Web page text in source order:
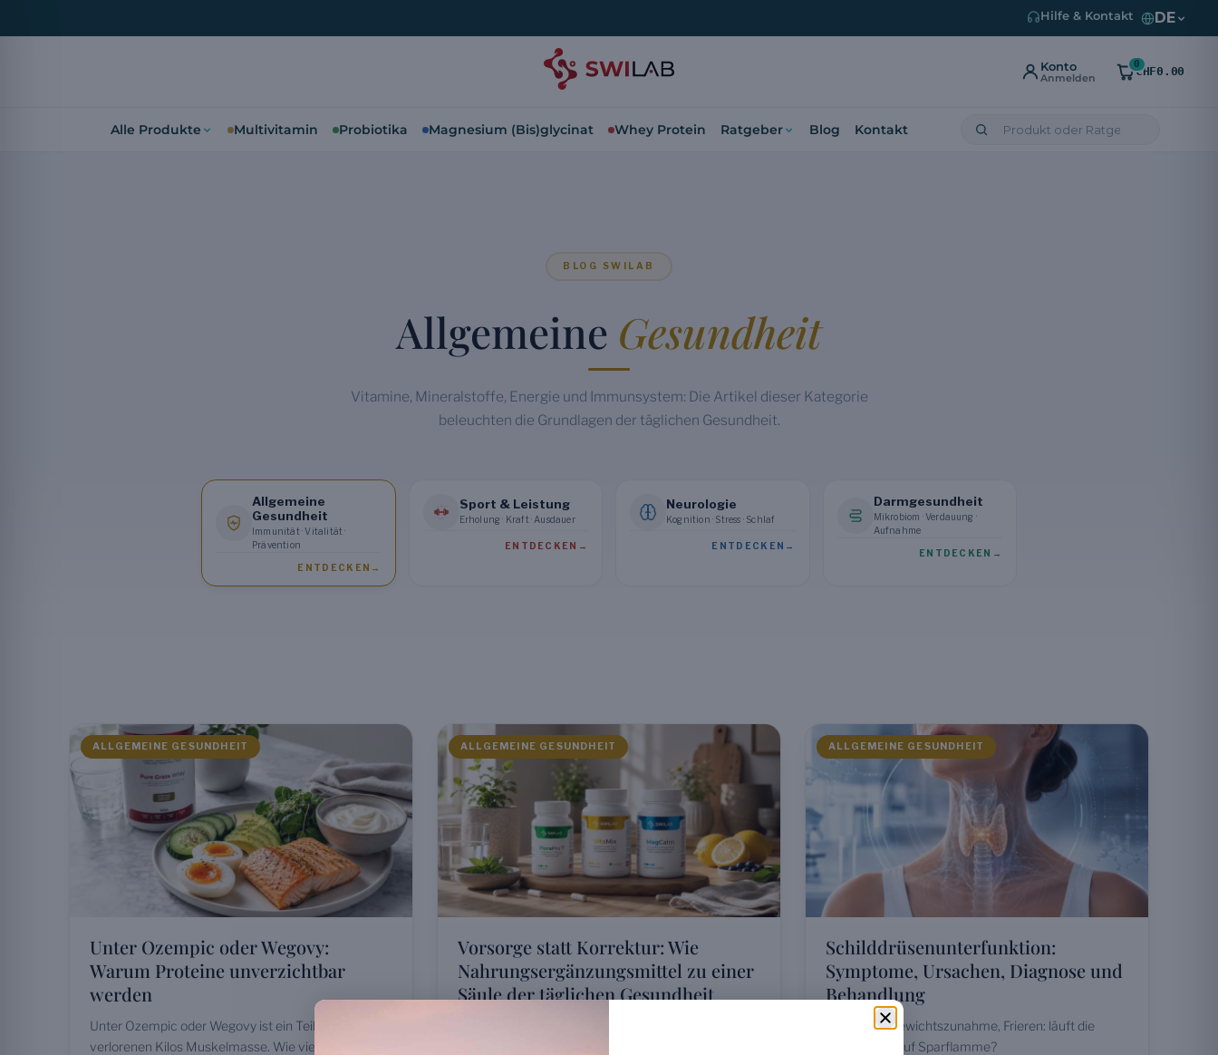
Hilfe & Kontakt DE
Konto
Anmelden
0
CHF0.00
Alle Produkte Multivitamin Probiotika Magnesium (Bis)glycinat Whey Protein Ratgeber Blog Kontakt
BLOG SWILAB
Allgemeine Gesundheit
Vitamine, Mineralstoffe, Energie und Immunsystem: Die Artikel dieser Kategorie
beleuchten die Grundlagen der täglichen Gesundheit.
Allgemeine
Gesundheit
Immunität · Vitalität ·
Prävention
ENTDECKEN →
Sport & Leistung
Erholung · Kraft · Ausdauer
ENTDECKEN →
Neurologie
Kognition · Stress · Schlaf
ENTDECKEN →
Darmgesundheit
Mikrobiom · Verdauung ·
Aufnahme
ENTDECKEN →
ALLGEMEINE GESUNDHEIT
Unter Ozempic oder Wegovy:
Warum Proteine unverzichtbar
werden
Unter Ozempic oder Wegovy ist ein Teil der
verlorenen Kilos Muskelmasse. Wie viel Protein
ALLGEMEINE GESUNDHEIT
Vorsorge statt Korrektur: Wie
Nahrungsergänzungsmittel zu einer
Säule der täglichen Gesundheit
ALLGEMEINE GESUNDHEIT
Schilddrüsenunterfunktion:
Symptome, Ursachen, Diagnose und
Behandlung
Müdigkeit, Gewichtszunahme, Frieren: läuft die
Schilddrüse auf Sparflamme?